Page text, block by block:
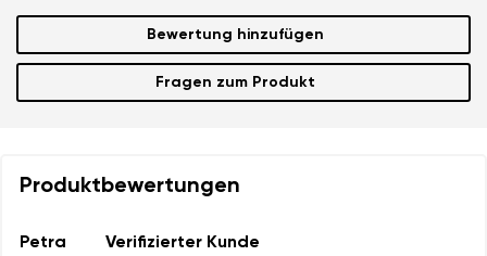
Bewertung hinzufügen
Fragen zum Produkt
Produktbewertungen
Petra Verifizierter Kunde